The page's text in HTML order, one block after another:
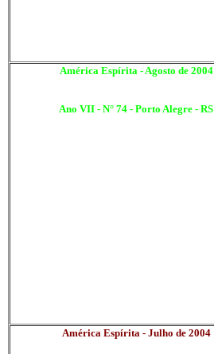
América Espírita - Agosto de 2004
Ano VII - N° 74 - Porto Alegre - RS
América Espírita - Julho de 2004